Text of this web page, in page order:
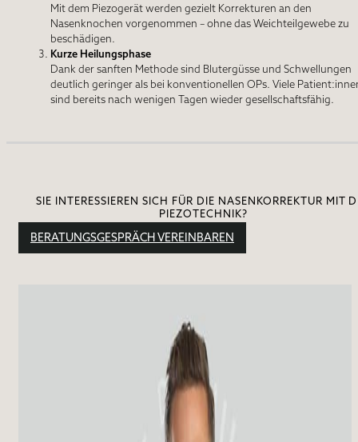
Mit dem Piezogerät werden gezielt Korrekturen an den
Nasenknochen vorgenommen – ohne das Weichteilgewebe zu
beschädigen.
Kurze Heilungsphase
Dank der sanften Methode sind Blutergüsse und Schwellungen
deutlich geringer als bei konventionellen OPs. Viele
sind bereits nach wenigen Tagen wieder gesellschaftsfähig.
SIE INTERESSIEREN SICH FÜR DIE NASENKORREKTUR MIT
PIEZOTECHNIK?
BERATUNGSGESPRÄCH VEREINBAREN